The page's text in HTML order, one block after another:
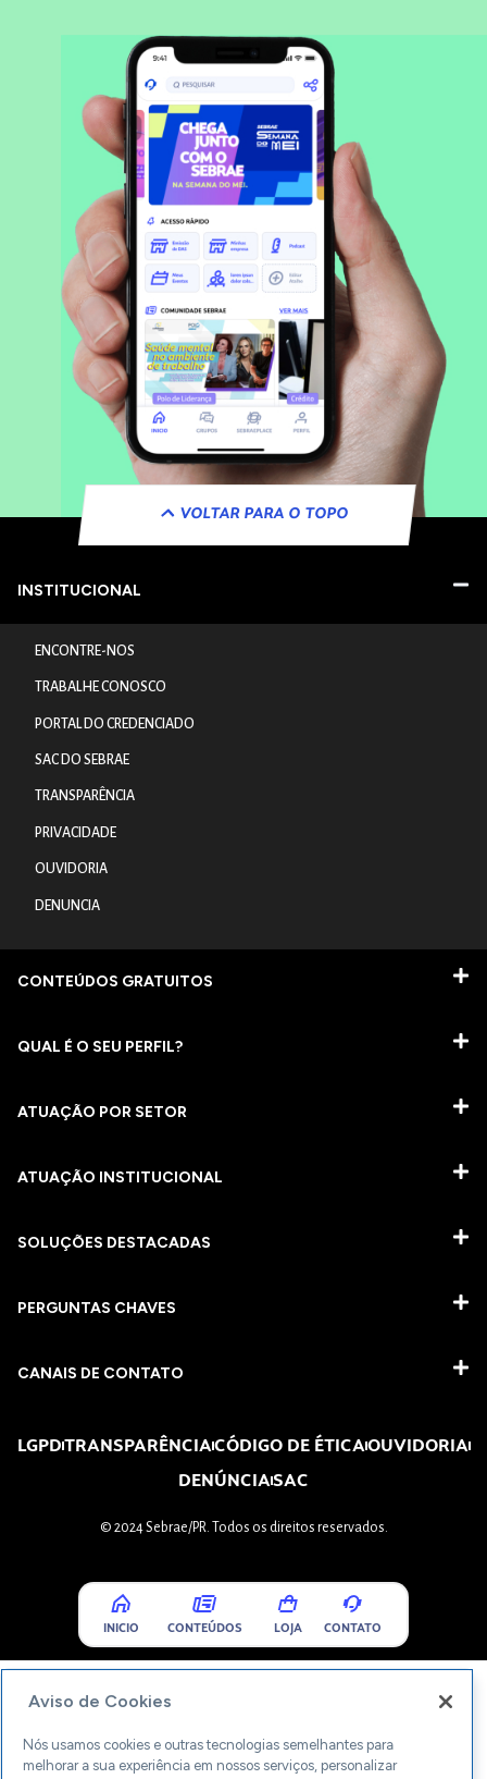
VOLTAR PARA O TOPO
INSTITUCIONAL
ENCONTRE-NOS
TRABALHE CONOSCO
PORTAL DO CREDENCIADO
SAC DO SEBRAE
TRANSPARÊNCIA
PRIVACIDADE
OUVIDORIA
DENUNCIA
CONTEÚDOS GRATUITOS
QUAL É O SEU PERFIL?
ATUAÇÃO POR SETOR
ATUAÇÃO INSTITUCIONAL
SOLUÇÕES DESTACADAS
PERGUNTAS CHAVES​
CANAIS DE CONTATO
LGPDTRANSPARÊNCIACÓDIGO DE ÉTICAOUVIDORIA
DENÚNCIASAC
© 2024 Sebrae/PR. Todos os direitos reservados.
INICIO CONTEÚDOS LOJA CONTATO
Aviso de Cookies
Nós usamos cookies e outras tecnologias semelhantes para
melhorar a sua experiência em nossos serviços, personalizar